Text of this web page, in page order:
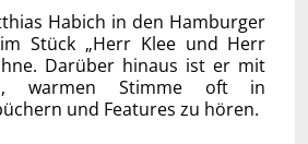
Habich in den Hamburger
Stück „Herr Klee und Herr
Darüber hinaus ist er mit
warmen Stimme oft in
und Features zu hören.